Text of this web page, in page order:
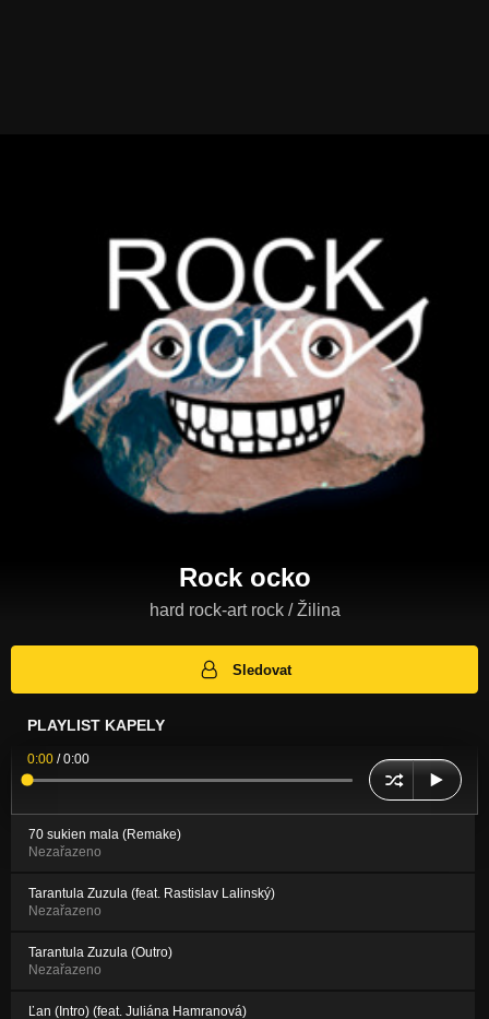
Rock ocko
hard rock-art rock / Žilina
Sledovat
PLAYLIST KAPELY
0:00 /0:00
70 sukien mala (Remake)
Nezařazeno
Tarantula Zuzula (feat. Rastislav Lalinský)
Nezařazeno
Tarantula Zuzula (Outro)
Nezařazeno
Ľan (Intro) (feat. Juliána Hamranová)